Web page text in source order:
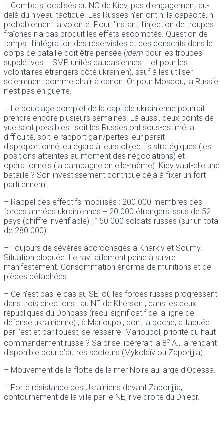
– Combats localisés au NO de Kiev, pas d’engagement au-
delà du niveau tactique. Les Russes n’en ont ni la capacité, ni
probablement la volonté. Pour l’instant, l’injection de troupes
fraîches n’a pas produit les effets escomptés. Question de
temps : l’intégration des réservistes et des conscrits dans le
corps de bataille doit être pensée (idem pour les troupes
supplétives – SMP, unités caucasiennes – et pour les
volontaires étrangers côté ukrainien), sauf à les utiliser
sciemment comme chair à canon. Or pour Moscou, la Russie
n’est pas en guerre.
– Le bouclage complet de la capitale ukrainienne pourrait
prendre encore plusieurs semaines. Là aussi, deux points de
vue sont possibles : soit les Russes ont sous-estimé la
difficulté, soit le rapport gain/pertes leur paraît
disproportionné, eu égard à leurs objectifs stratégiques (les
positions atteintes au moment des négociations) et
opérationnels (la campagne en elle-même). Kiev vaut-elle une
bataille ? Son investissement contribue déjà à fixer un fort
parti ennemi.
– Rappel des effectifs mobilisés : 200 000 membres des
forces armées ukrainiennes + 20 000 étrangers issus de 52
pays (chiffre invérifiable) ; 150 000 soldats russes (sur un total
de 280 000).
– Toujours de sévères accrochages à Kharkiv et Soumy.
Situation bloquée. Le ravitaillement peine à suivre
manifestement. Consommation énorme de munitions et de
pièces détachées.
– Ce n’est pas le cas au SE, où les forces russes progressent
dans trois directions : au NE de Kherson ; dans les deux
républiques du Donbass (recul significatif de la ligne de
défense ukrainienne) ; à Marioupol, dont la poche, attaquée
par l’est et par l’ouest, se resserre. Marioupol, priorité du haut
commandement russe ? Sa prise libérerait la 8e A., la rendant
disponible pour d’autres secteurs (Mykolaïv ou Zaporijjia).
– Mouvement de la flotte de la mer Noire au large d’Odessa.
– Forte résistance des Ukrainiens devant Zaporijjia,
contournement de la ville par le NE, rive droite du Dniepr.